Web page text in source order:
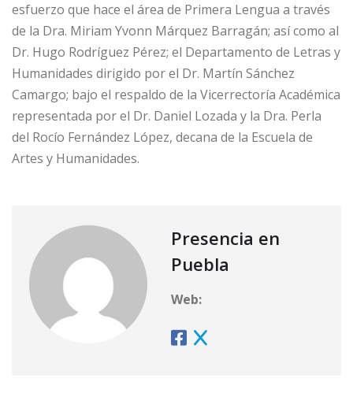
esfuerzo que hace el área de Primera Lengua a través
de la Dra. Miriam Yvonn Márquez Barragán; así como al
Dr. Hugo Rodríguez Pérez; el Departamento de Letras y
Humanidades dirigido por el Dr. Martín Sánchez
Camargo; bajo el respaldo de la Vicerrectoría Académica
representada por el Dr. Daniel Lozada y la Dra. Perla
del Rocío Fernández López, decana de la Escuela de
Artes y Humanidades.
Presencia en
Puebla
Web: